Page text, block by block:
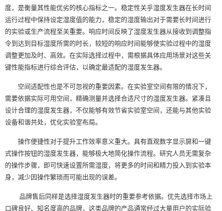
度，是衡量其性能优劣的核心指标之一。稳定性关乎湿度发生器在长时间
运行过程中保持设定湿度值的能力，稳定的湿度输出对于需要长时间进行
的实验或生产流程至关重要。响应时间反映了湿度发生器从接收到调整指
令到达到目标湿度所需的时长，较短的响应时间能够使实验过程中的湿度
调整更加及时、高效。在实际选择过程中，需根据具体应用场景对这些关
键性能指标进行综合评估，以确定最适配的湿度发生器。
空间适配性也是不可忽视的重要因素。在实验室空间有限的情况下，
需要依据实际可用空间，精确测量并选择合适尺寸的湿度发生器。紧凑且
设计合理的湿度发生器，不仅能够有效节省实验室空间，还能与其他实验
设备和谐共处，优化实验室布局。
操作便捷性对于提升工作效率意义重大。具有直观数字显示屏和一键
式操作按钮的湿度发生器，能够极大地简化操作流程。研究人员无需复杂
的操作步骤，即可快速设置所需湿度，将更多的时间和精力投入到实验本
身，减少因操作繁琐而可能出现的误差。
品牌售后同样是选择湿度发生器时的重要参考依据。优先选择市场上
口碑良好、知名度高的品牌，这类品牌的产品通常经过大量用户的实际验